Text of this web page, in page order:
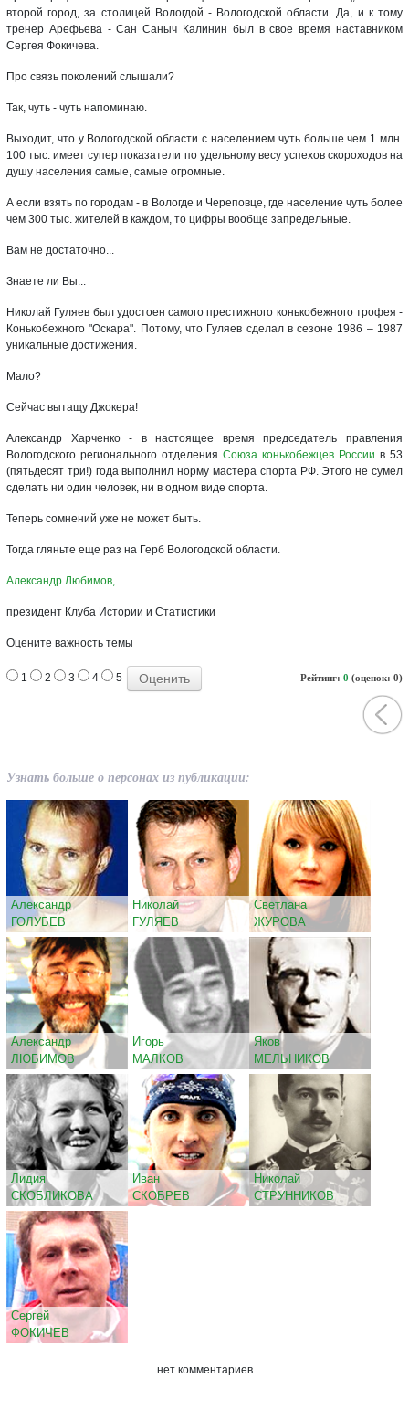
второй город, за столицей Вологдой - Вологодской области. Да, и к тому
тренер Арефьева - Сан Саныч Калинин был в свое время наставником
Сергея Фокичева.
Про связь поколений слышали?
Так, чуть - чуть напоминаю.
Выходит, что у Вологодской области с населением чуть больше чем 1 млн.
100 тыс. имеет супер показатели по удельному весу успехов скороходов на
душу населения самые, самые огромные.
А если взять по городам - в Вологде и Череповце, где население чуть более
чем 300 тыс. жителей в каждом, то цифры вообще запредельные.
Вам не достаточно...
Знаете ли Вы...
Николай Гуляев был удостоен самого престижного конькобежного трофея -
Конькобежного "Оскара". Потому, что Гуляев сделал в сезоне 1986 – 1987
уникальные достижения.
Мало?
Сейчас вытащу Джокера!
Александр Харченко - в настоящее время председатель правления
Вологодского регионального отделения Союза конькобежцев России в 53
(пятьдесят три!) года выполнил норму мастера спорта РФ. Этого не сумел
сделать ни один человек, ни в одном виде спорта.
Теперь сомнений уже не может быть.
Тогда гляньте еще раз на Герб Вологодской области.
Александр Любимов,
президент Клуба Истории и Статистики
Оцените важность темы
Рейтинг: 0 (оценок: 0)
1 2 3 4 5
Узнать больше о персонах из публикации:
Александр
ГОЛУБЕВ
Николай
ГУЛЯЕВ
Светлана
ЖУРОВА
Александр
ЛЮБИМОВ
Игорь
МАЛКОВ
Яков
МЕЛЬНИКОВ
Лидия
СКОБЛИКОВА
Иван
СКОБРЕВ
Николай
СТРУННИКОВ
Сергей
ФОКИЧЕВ
нет комментариев